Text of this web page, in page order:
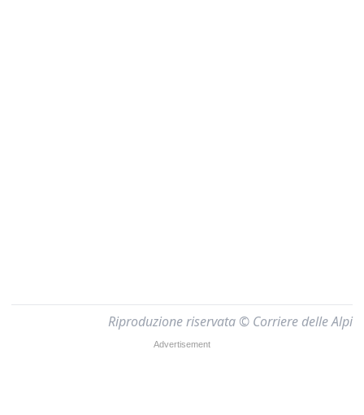
Riproduzione riservata © Corriere delle Alpi